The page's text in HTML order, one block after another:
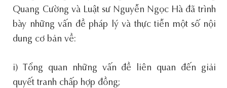
Quang Cường và Luật sư Nguyễn Ngọc Hà đã trình
bày những vấn đề pháp lý và thực tiễn một số nội
dung cơ bản về:
i) Tổng quan những vấn đề liên quan đến giải
quyết tranh chấp hợp đồng;